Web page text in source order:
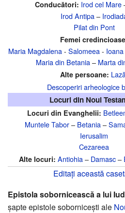
Conducători: Irod cel Mare
Irod Antipa–
Pilat din Pont
Femei
Maria Magdalena- Salomeea- Ioana
Maria din Betania– Marta
Alte persoane:
Descoperiri arheologice
Locuri din Noul
Locuri din Evanghelii:
Muntele Tabor– Betania–
Ierusalim
Cezareea
Alte locuri: Antiohia– Damasc–
Editați această
Epistola sobornicească a lui
şapte epistole soborniceşti ale